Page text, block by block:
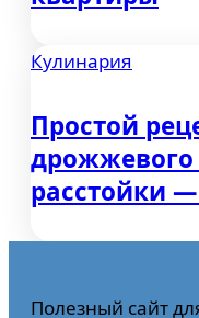
Кулинария
Простой
дрожжевого
расстойки
Полезный сайт